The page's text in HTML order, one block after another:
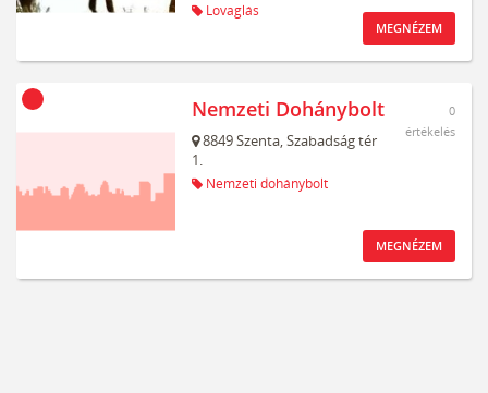
Lovaglás
MEGNÉZEM
Nemzeti Dohánybolt
8849Szenta,Szabadság tér
1.
Nemzeti dohánybolt
0
értékelés
MEGNÉZEM